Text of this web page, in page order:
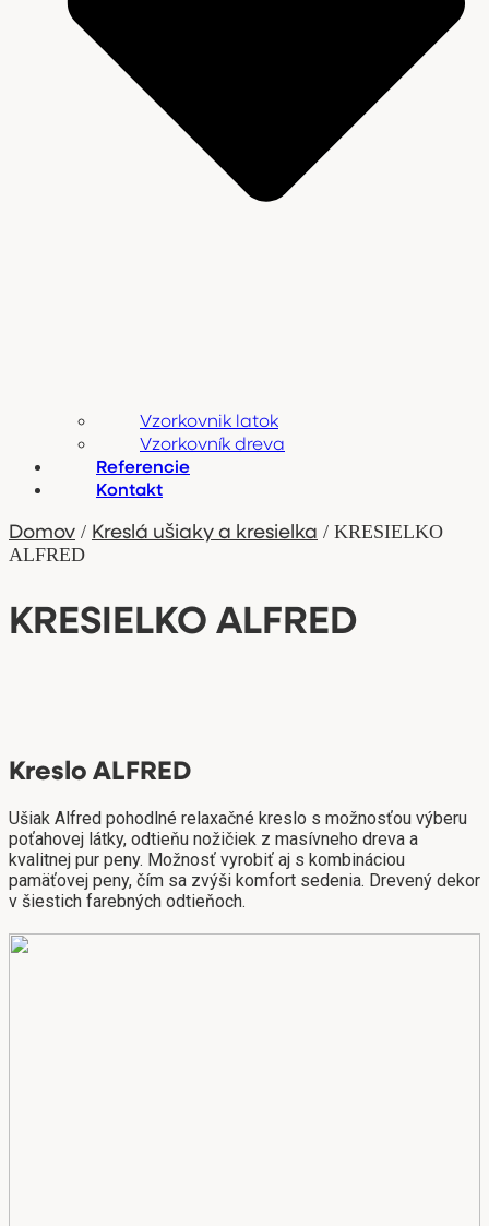
Vzorkovnik latok
Vzorkovník dreva
Referencie
Kontakt
Domov / Kreslá ušiaky a kresielka / KRESIELKO
ALFRED
KRESIELKO ALFRED
Kreslo ALFRED
Ušiak Alfred pohodlné relaxačné kreslo s možnosťou výberu
poťahovej látky, odtieňu nožičiek z masívneho dreva a
kvalitnej pur peny. Možnosť vyrobiť aj s kombináciou
pamäťovej peny, čím sa zvýši komfort sedenia. Drevený dekor
v šiestich farebných odtieňoch.